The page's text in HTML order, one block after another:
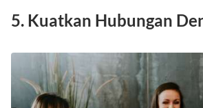
5. Kuatkan Hubungan